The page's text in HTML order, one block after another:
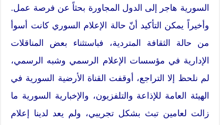
السورية هاجر إلى الدول المجاورة بحثاً عن فرصة عمل.
وأخيراً يمكن التأكيد أنّ حالة الإعلام السوري كانت أسوأ
من حالة الثقافة المتردية، فباستثناء بعض المناقلات
الإدارية في مؤسسات الإعلام الرسمي وشبه الرسمي،
لم نلحظ إلا التراجع، أوقفت القناة الأرضية السورية في
الهيئة العامة للإذاعة والتلفزيون، والإخبارية السورية ما
زالت لعامين تبث بشكل تجريبي، ولم يعد لدينا إعلام